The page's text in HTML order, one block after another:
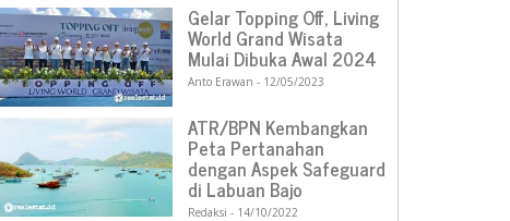
Gelar Topping Off, Living
World Grand Wisata
Mulai Dibuka Awal 2024
Anto Erawan 12/05/2023
ATR/BPN Kembangkan
Peta Pertanahan
dengan Aspek Safeguard
di Labuan Bajo
Redaksi 14/10/2022